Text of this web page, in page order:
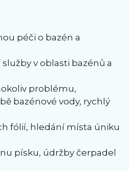
péči o bazén a
v oblasti bazénů a
problému,
bazénové vody, rychlý
fólií, hledání místa úniku
písku, údržby čerpadel